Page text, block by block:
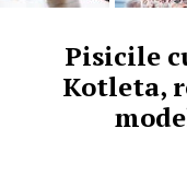
Pisicile
Kotleta,